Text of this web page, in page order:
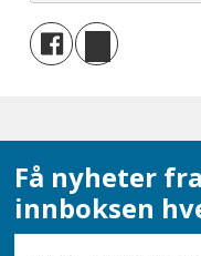
Få nyheter
innboksen